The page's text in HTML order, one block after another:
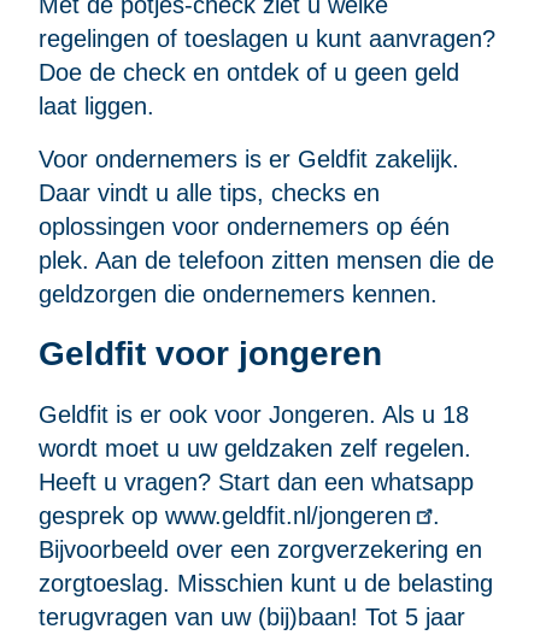
regelingen of toeslagen u kunt aanvragen?
Doe de check en ontdek of u geen geld
laat liggen.
Voor ondernemers is er Geldfit zakelijk.
Daar vindt u alle tips, checks en
oplossingen voor ondernemers op één
plek. Aan de telefoon zitten mensen die de
geldzorgen die ondernemers kennen.
Geldfit voor jongeren
Geldfit is er ook voor Jongeren. Als u 18
wordt moet u uw geldzaken zelf regelen.
Heeft u vragen? Start dan een whatsapp
gesprek op www.geldfit.nl/jongeren
.
Bijvoorbeeld over een zorgverzekering en
zorgtoeslag. Misschien kunt u de belasting
terugvragen van uw (bij)baan! Tot 5 jaar